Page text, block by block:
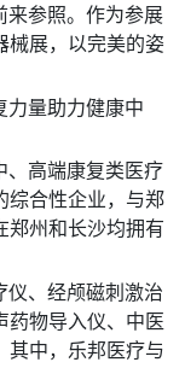
参照。作为参展
械展，以完美的姿
量助力健康中
高端康复类医疗
综合性企业，与郑
郑州和长沙均拥有
、经颅磁刺激治
药物导入仪、中医
其中，乐邦医疗与